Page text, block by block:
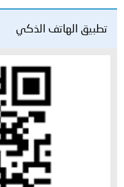
تطبيق الهاتف الذكي